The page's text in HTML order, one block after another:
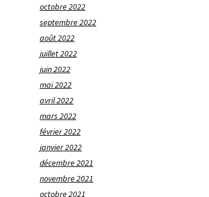
octobre 2022
septembre 2022
août 2022
juillet 2022
juin 2022
mai 2022
avril 2022
mars 2022
février 2022
janvier 2022
décembre 2021
novembre 2021
octobre 2021